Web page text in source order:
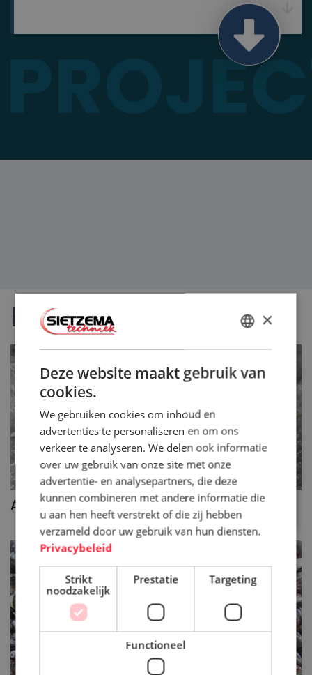
Bekijk ook
>>
As mest separator
×
Deze website maakt gebruik van
cookies.
We gebruiken cookies om inhoud en
advertenties te personaliseren en om ons
verkeer te analyseren. We delen ook informatie
over uw gebruik van onze site met onze
advertentie- en analysepartners, die deze
kunnen combineren met andere informatie die
u aan hen heeft verstrekt of die zij hebben
verzameld door uw gebruik van hun diensten.
Privacybeleid
Strikt
noodzakelijk
Prestatie Targeting
Functioneel